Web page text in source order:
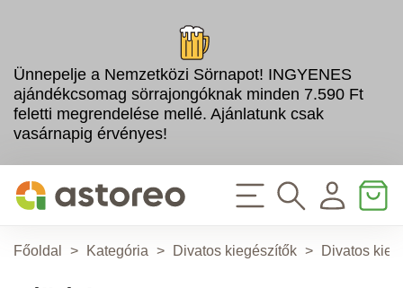
Ünnepelje a Nemzetközi Sörnapot! INGYENES
ajándékcsomag sörrajongóknak minden 7.590 Ft
feletti megrendelése mellé. Ajánlatunk csak
vasárnapig érvényes!
Főoldal > Kategória > Divatos kiegészítők > Divatos